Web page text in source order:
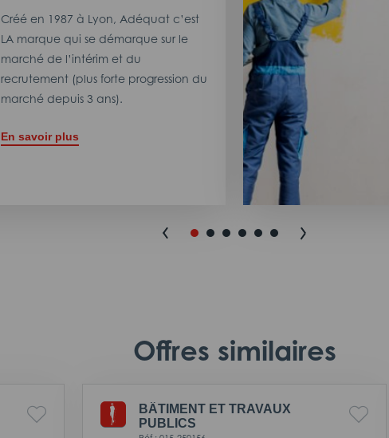
Créé en 1987 à Lyon, Adéquat c’est
LA marque qui se démarque sur le
marché de l’intérim et du
recrutement (plus forte progression du
marché depuis 3 ans).
En savoir plus
Offres similaires
BÂTIMENT ET TRAVAUX
PUBLICS